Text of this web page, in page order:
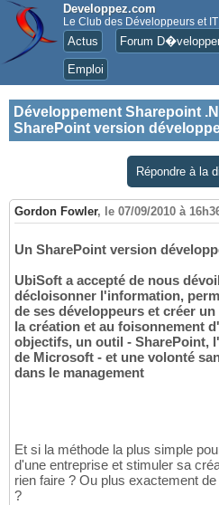
Developpez.com
Le Club des Développeurs et
Actus Forum
Emploi
Développement Sharepoint
SharePoint version
Répondre à la
Gordon Fowler, le 07/09/2010 à
Un SharePoint version
UbiSoft a accepté de nous
décloisonner l'information,
de ses développeurs et créer
la création et au foisonnement
objectifs, un outil - SharePoint,
de Microsoft - et une volonté
dans le management
Et si la méthode la plus simple
d'une entreprise et stimuler sa
rien faire ? Ou plus exactement de
?